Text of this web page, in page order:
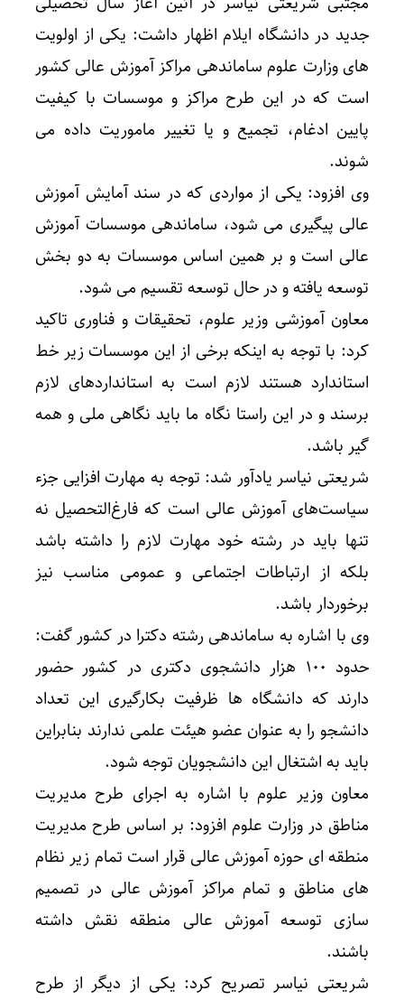
جدید در دانشگاه ایلام اظهار داشت: یکی از اولویت
های وزارت علوم ساماندهی مراکز آموزش عالی کشور
است که در این طرح مراکز و موسسات با کیفیت
پایین ادغام، تجمیع و یا تغییر ماموریت داده می
شوند.
وی افزود: یکی از مواردی که در سند آمایش آموزش
عالی پیگیری می شود، ساماندهی موسسات آموزش
عالی است و بر همین اساس موسسات به دو بخش
توسعه یافته و در حال توسعه تقسیم می شود.
معاون آموزشی وزیر علوم، تحقیقات و فناوری تاکید
کرد: با توجه به اینکه برخی از این موسسات زیر خط
استاندارد هستند لازم است به استانداردهای لازم
برسند و در این راستا نگاه ما باید نگاهی ملی و همه
گیر باشد.
شریعتی نیاسر یادآور شد: توجه به مهارت افزایی جزء
سیاست‌های آموزش عالی است که فارغ‌التحصیل نه
تنها باید در رشته خود مهارت لازم را داشته باشد
بلکه از ارتباطات اجتماعی و عمومی مناسب نیز
برخوردار باشد.
وی با اشاره به ساماندهی رشته دکترا در کشور گفت:
حدود ۱۰۰ هزار دانشجوی دکتری در کشور حضور
دارند که دانشگاه ها ظرفیت بکارگیری این تعداد
دانشجو را به عنوان عضو هیئت علمی ندارند بنابراین
باید به اشتغال این دانشجویان توجه شود.
معاون وزیر علوم با اشاره به اجرای طرح مدیریت
مناطق در وزارت علوم افزود: بر اساس طرح مدیریت
منطقه ای حوزه آموزش عالی قرار است تمام زیر نظام
های مناطق و تمام مراکز آموزش عالی در تصمیم
سازی توسعه آموزش عالی منطقه نقش داشته
باشند.
شریعتی نیاسر تصریح کرد: یکی از دیگر از طرح